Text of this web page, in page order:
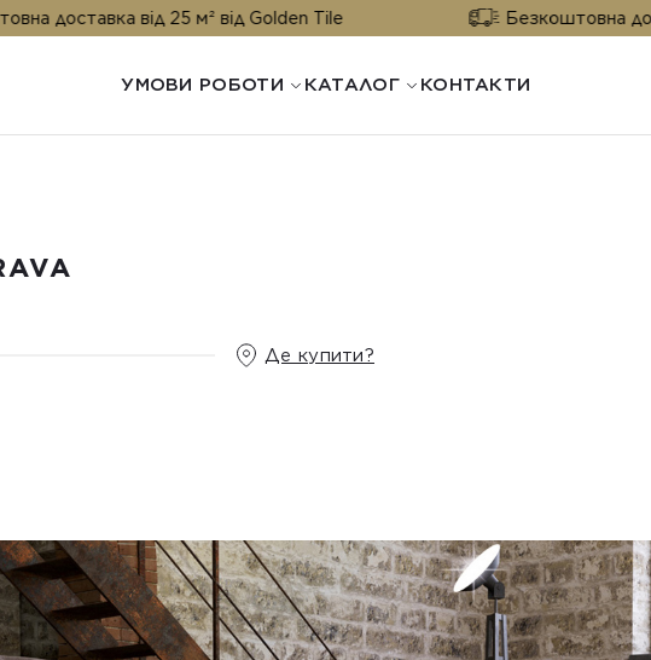
від 25 м² від Golden Tile Безкоштовна доставка
УМОВИ РОБОТИ КАТАЛОГ КОНТАКТИ
Де купити?